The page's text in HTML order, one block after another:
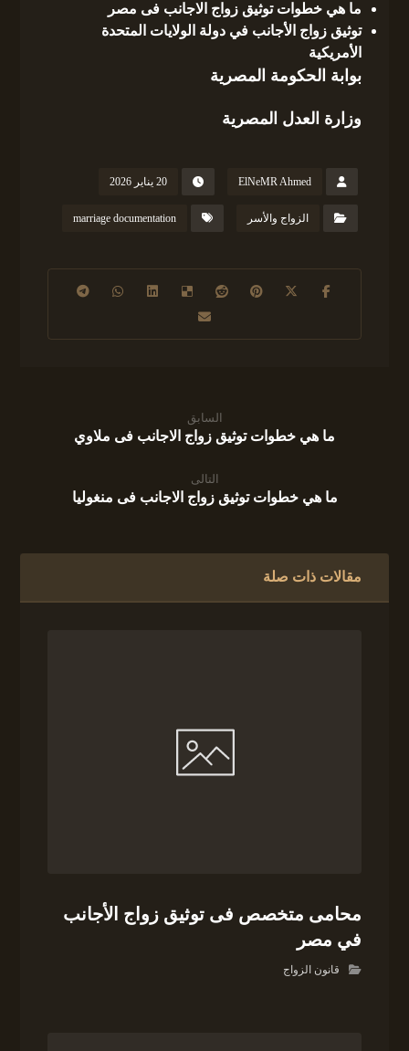
ما هي خطوات توثيق زواج الاجانب فى مصر
توثيق زواج الأجانب في دولة الولايات المتحدة
الأمريكية
بوابة الحكومة المصرية
وزارة العدل المصرية
ElNeMR Ahmed 20 يناير 2026
الزواج والأسر marriage documentation
السابق
ما هي خطوات توثيق زواج الاجانب فى ملاوي
التالى
ما هي خطوات توثيق زواج الاجانب فى منغوليا
مقالات ذات صلة
محامى متخصص فى توثيق زواج الأجانب
في مصر
قانون الزواج